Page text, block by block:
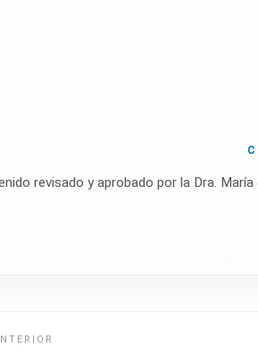
revisado y aprobado por la Dra.